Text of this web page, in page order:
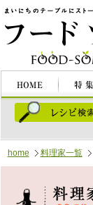
home 料理家一覧